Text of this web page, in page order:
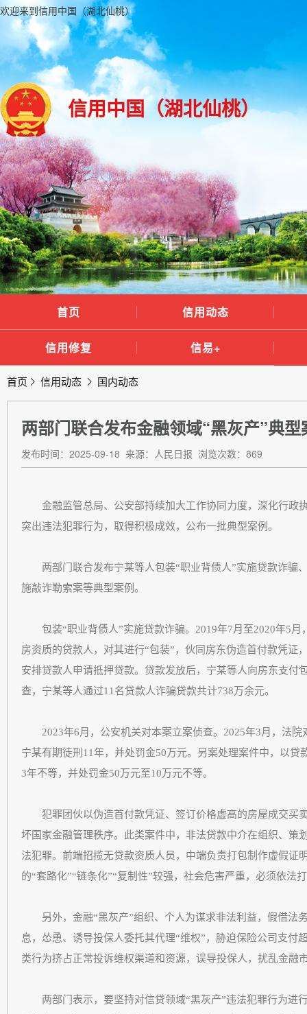
欢迎来到信用中国（湖北仙桃）
信用中国（湖北仙桃）
首页 信用动态
信用修复 信易+
首页 信用动态 国内动态
两部门联合发布金融领域“黑灰产”典型
发布时间：2025-09-18 来源：人民日报 浏览次数：869
金融监管总局、公安部持续加大工作协同力度，深化行政
突出违法犯罪行为，取得积极成效，公布一批典型案例。
两部门联合发布宁某等人包装“职业背债人”实施贷款诈骗
施敲诈勒索案等典型案例。
包装“职业背债人”实施贷款诈骗。2019年7月至2020年5月
房资质的贷款人，对其进行“包装”，伙同房东伪造首付款凭
安排贷款人申请抵押贷款。贷款发放后，宁某等人向房东支
查，宁某等人通过11名贷款人诈骗贷款共计738万余元。
2023年6月，公安机关对本案立案侦查。2025年3月，法院
宁某有期徒刑11年，并处罚金50万元。另案处理案件中，以
3年不等，并处罚金50万元至10万元不等。
犯罪团伙以伪造首付款凭证、签订价格虚高的房屋成交买
坏国家金融管理秩序。此类案件中，非法贷款中介在组织、策
法犯罪。前端招揽无贷款资质人员，中端负责打包制作虚假
的“套路化”“链条化”“复制性”较强，社会危害严重，必须依法
另外，金融“黑灰产”组织、个人为谋求非法利益，假借法
息，怂恿、诱导投保人委托其代理“维权”，胁迫保险公司支
类行为挤占正常投诉维权渠道和资源，误导投保人，扰乱金融
两部门表示，要坚持对信贷领域“黑灰产”违法犯罪行为进